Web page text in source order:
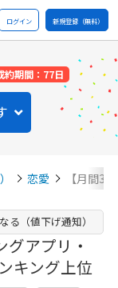
ログイン 新規登録（無料）
約期間：77日
恋愛 【月間
グアプリ・
キング上位
る（値下げ通知）